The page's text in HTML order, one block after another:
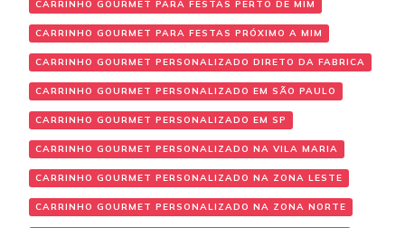
CARRINHO GOURMET PARA FESTAS PERTO DE MIM
CARRINHO GOURMET PARA FESTAS PRÓXIMO A MIM
CARRINHO GOURMET PERSONALIZADO DIRETO DA FABRICA
CARRINHO GOURMET PERSONALIZADO EM SÃO PAULO
CARRINHO GOURMET PERSONALIZADO EM SP
CARRINHO GOURMET PERSONALIZADO NA VILA MARIA
CARRINHO GOURMET PERSONALIZADO NA ZONA LESTE
CARRINHO GOURMET PERSONALIZADO NA ZONA NORTE